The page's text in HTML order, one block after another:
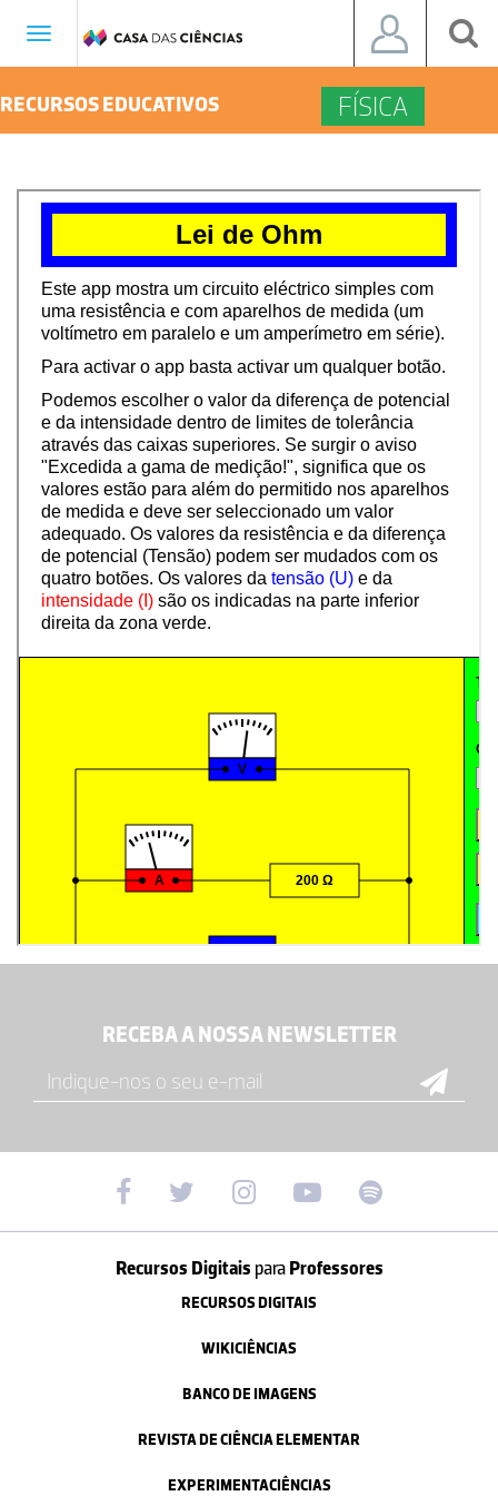
Toggle
RECURSOS EDUCATIVOS FÍSICA
RECEBA A NOSSA NEWSLETTER
Recursos Digitais paraProfessores
RECURSOS DIGITAIS
WIKICIÊNCIAS
BANCO DE IMAGENS
REVISTA DE CIÊNCIA ELEMENTAR
EXPERIMENTACIÊNCIAS